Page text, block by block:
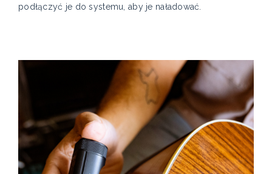
podłączyć je do systemu, aby je naładować.